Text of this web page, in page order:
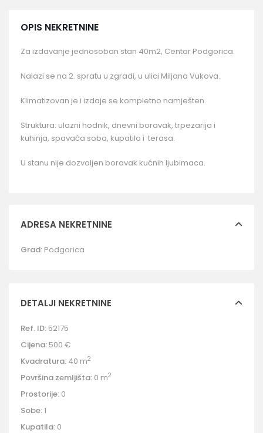
OPIS NEKRETNINE
Za izdavanje jednosoban stan 40m2, Centar Podgorica.
Nalazi se na 2. spratu u zgradi, u ulici Miljana Vukova.
Klimatizovan je i izdaje se kompletno namješten.
Struktura: ulazni hodnik, dnevni boravak, trpezarija i
kuhinja, spavaća soba, kupatilo i terasa.
U stanu nije dozvoljen boravak kućnih ljubimaca.
ADRESA NEKRETNINE
Grad: Podgorica
DETALJI NEKRETNINE
Ref. ID: 52175
Cijena: 500 €
Kvadratura: 40 m2
Površina zemljišta: 0 m2
Prostorije: 0
Sobe:1
Kupatila: 0